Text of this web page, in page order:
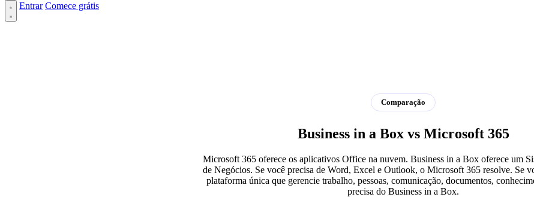
Entrar Comece grátis
Comparação
Business in a Box vs Microsoft 365
Microsoft 365 oferece os aplicativos Office na nuvem. Business in a Box oferece um
de Negócios. Se você precisa de Word, Excel e Outlook, o Microsoft 365 resolve. Se
plataforma única que gerencie trabalho, pessoas, comunicação, documentos,
precisa do Business in a Box.